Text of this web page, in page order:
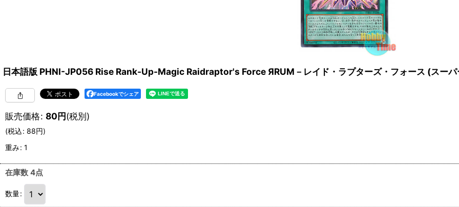
日本語版 PHNI-JP056 Rise Rank-Up-Magic Raidraptor's Force ЯRUM－レイド・ラプターズ・フォース (スーパ
Facebookでシェア
販売価格: 80円(税別)
(税込: 88円)
重み: 1
在庫数 4点
数量: